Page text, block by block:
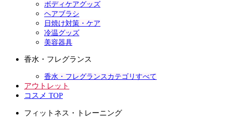
ボディケアグッズ
ヘアブラシ
日焼け対策・ケア
冷温グッズ
美容器具
香水・フレグランス
香水・フレグランスカテゴリすべて
アウトレット
コスメ TOP
フィットネス・トレーニング